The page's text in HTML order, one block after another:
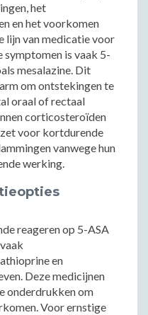
het
en het voorkomen
lijn van medicatie voor
is vaak 5-
mesalazine. Dit
om ontstekingen te
oraal of rectaal
corticosteroïden
voor kortdurende
vanwege hun
werking.
reageren op 5-ASA
en
Deze medicijnen
onderdrukken om
Voor ernstige